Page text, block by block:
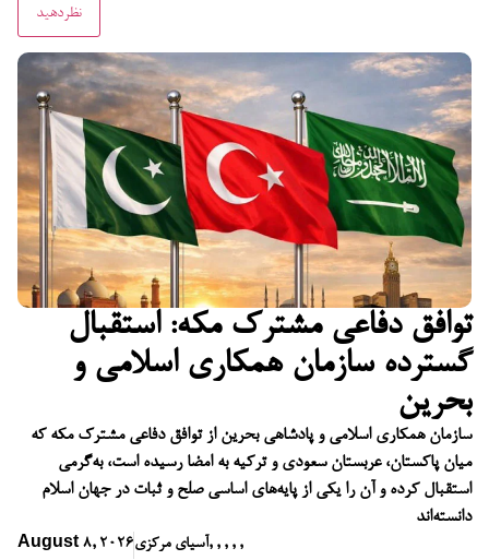
توافق دفاعی مشترک مکه: استقبال
گسترده سازمان همکاری اسلامی و
بحرین
سازمان همکاری اسلامی و پادشاهی بحرین از توافق دفاعی مشترک مکه که
میان پاکستان، عربستان سعودی و ترکیه به امضا رسیده است، به‌گرمی
استقبال کرده و آن را یکی از پایه‌های اساسی صلح و ثبات در جهان اسلام
دانسته‌اند
August 8, 2026آسیای مرکزی, , , , ,